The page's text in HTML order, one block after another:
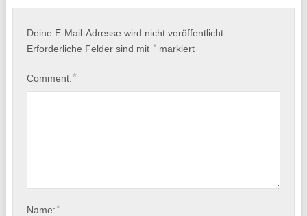
Deine E-Mail-Adresse wird nicht veröffentlicht.
Erforderliche Felder sind mit *markiert
Comment:*
Name:*